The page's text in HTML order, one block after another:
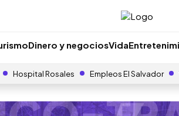
Dinero y negociosVida
Hospital Rosales Empleos El Salvador